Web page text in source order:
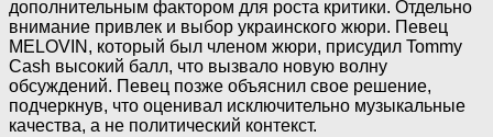
дополнительным фактором для роста критики. Отдельно
внимание привлек и выбор украинского жюри. Певец
MELOVIN, который был членом жюри, присудил Tommy
Cash высокий балл, что вызвало новую волну
обсуждений. Певец позже объяснил свое решение,
подчеркнув, что оценивал исключительно музыкальные
качества, а не политический контекст.